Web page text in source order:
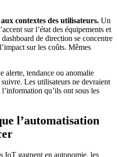
contextes des utilisateurs. Un
sur l’état des équipements et
de direction se concentre
sur les coûts. Mêmes
alerte, tendance ou anomalie
suivre. Les utilisateurs ne devraient
qu’ils ont sous les
l’automatisation
IoT gagnent en autonomie, les